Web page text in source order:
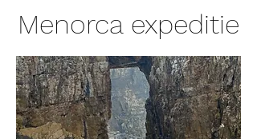
Menorca expeditie